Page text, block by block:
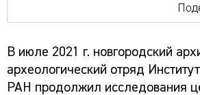
В июле 2021 г. новгородский
археологический отряд
РАН продолжил исследования